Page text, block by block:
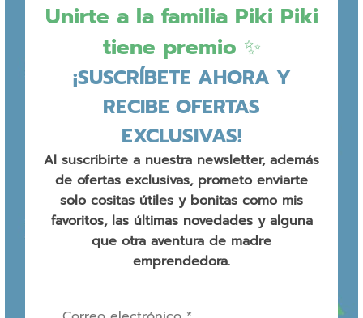
Unirte a la familia Piki Piki
tiene premio ✨
¡SUSCRÍBETE AHORA Y
RECIBE OFERTAS
EXCLUSIVAS!
Al suscribirte a nuestra newsletter, además
de ofertas exclusivas, prometo enviarte
solo cositas útiles y bonitas como mis
favoritos, las últimas novedades y alguna
que otra aventura de madre
emprendedora.